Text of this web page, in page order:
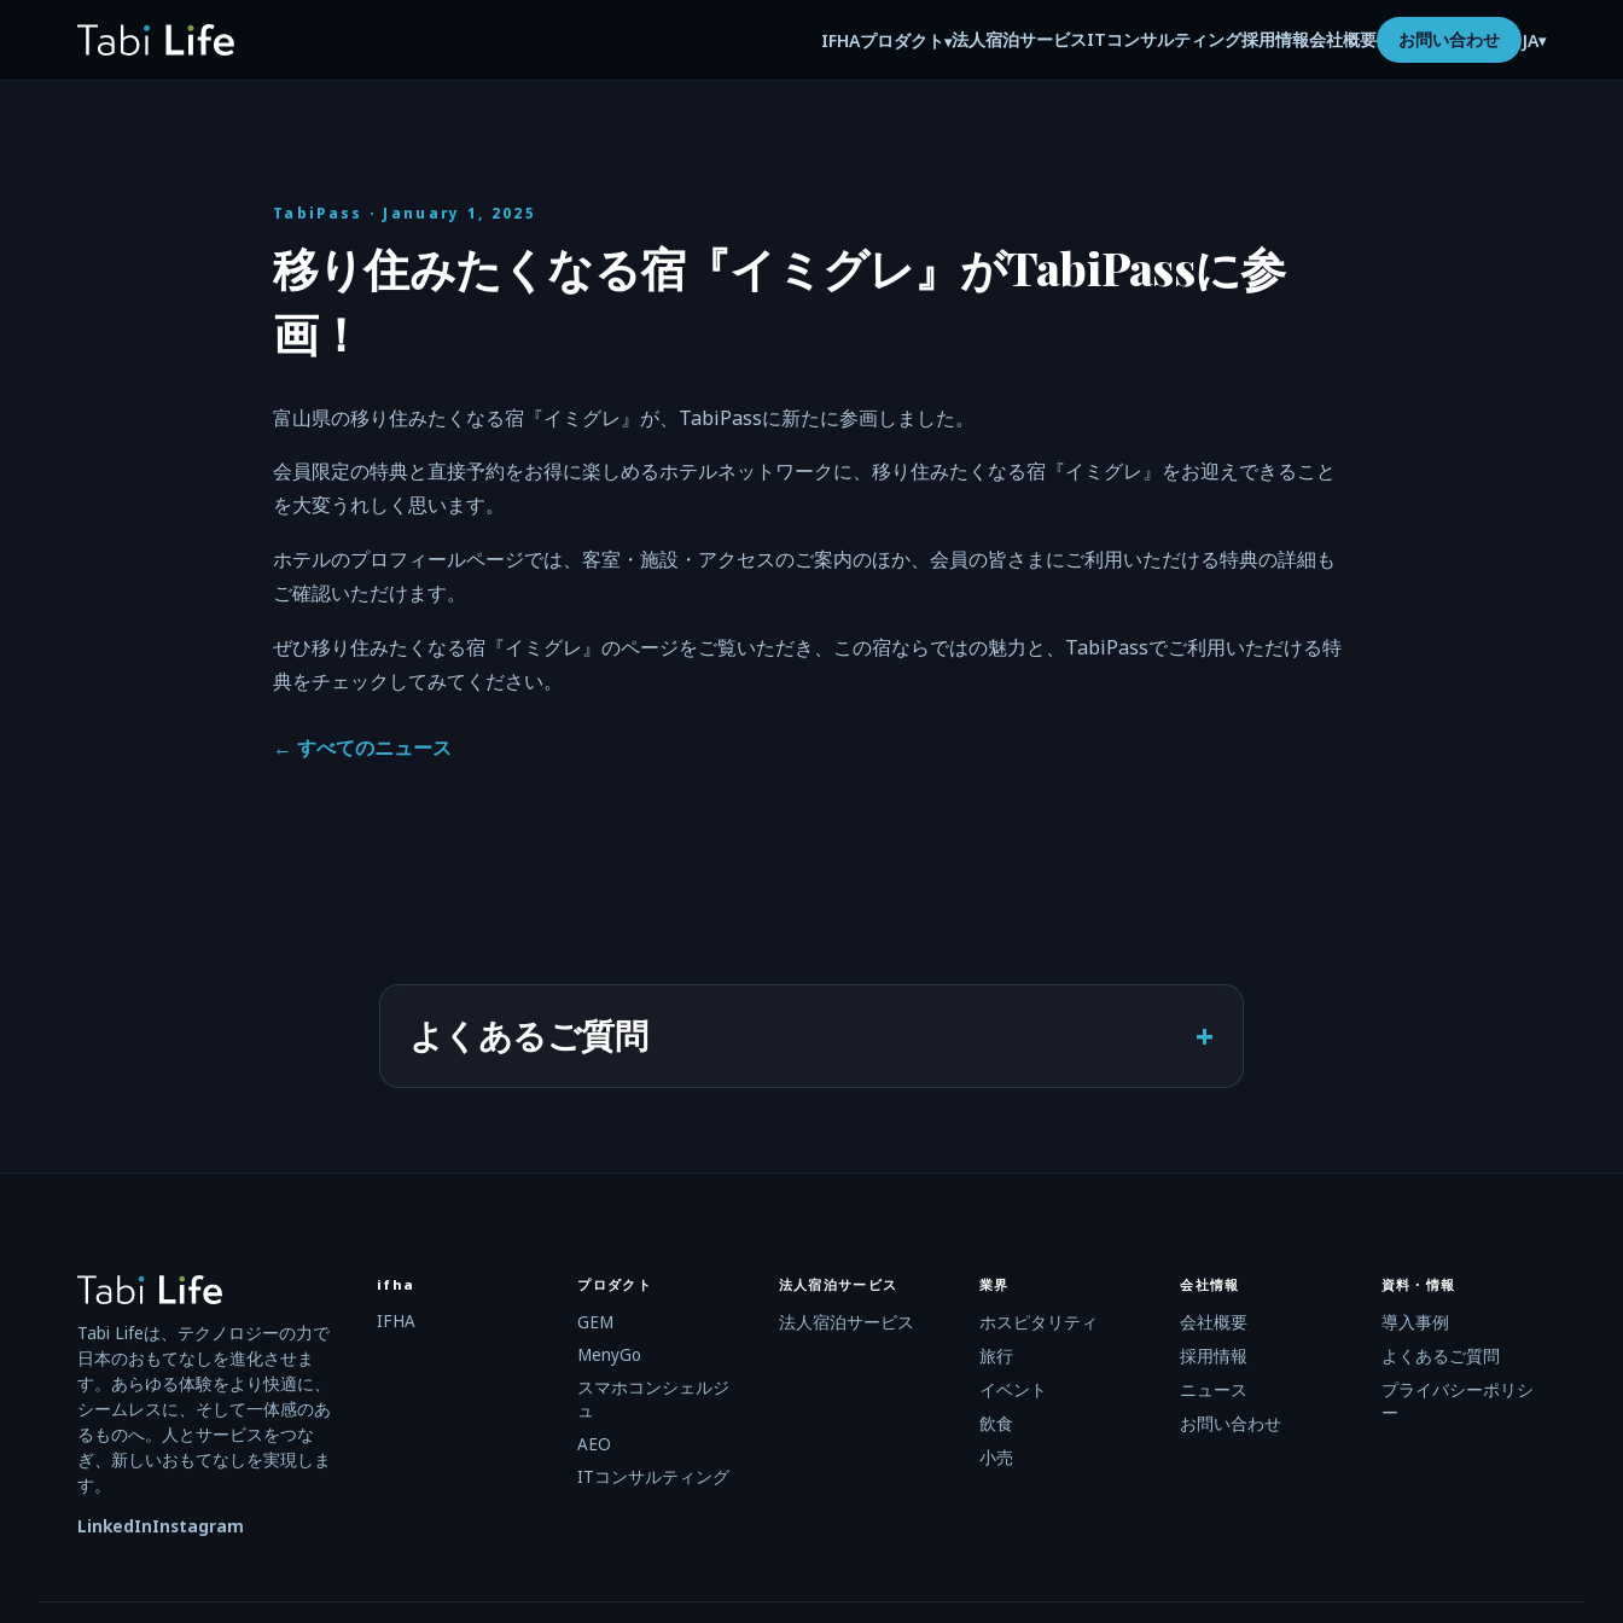
IFHAプロダクト▾法人宿泊サービスITコンサルティング採用情報会社概要 お問い合わせ JA▾
TabiPass · January 1, 2025
移り住みたくなる宿『イミグレ』がTabiPassに参
画！
富山県の移り住みたくなる宿『イミグレ』が、TabiPassに新たに参画しました。
会員限定の特典と直接予約をお得に楽しめるホテルネットワークに、移り住みたくなる宿『イミグレ』をお迎えできること
を大変うれしく思います。
ホテルのプロフィールページでは、客室・施設・アクセスのご案内のほか、会員の皆さまにご利用いただける特典の詳細も
ご確認いただけます。
ぜひ移り住みたくなる宿『イミグレ』のページをご覧いただき、この宿ならではの魅力と、TabiPassでご利用いただける特
典をチェックしてみてください。
← すべてのニュース
よくあるご質問 +
Tabi Lifeは、テクノロジーの力で
日本のおもてなしを進化させま
す。あらゆる体験をより快適に、
シームレスに、そして一体感のあ
るものへ。人とサービスをつな
ぎ、新しいおもてなしを実現しま
す。
LinkedInInstagram
ifha
IFHA
プロダクト
GEM
MenyGo
スマホコンシェルジ
ュ
AEO
ITコンサルティング
法人宿泊サービス
法人宿泊サービス
業界
ホスピタリティ
旅行
イベント
飲食
小売
会社情報
会社概要
採用情報
ニュース
お問い合わせ
資料・情報
導入事例
よくあるご質問
プライバシーポリシ
ー